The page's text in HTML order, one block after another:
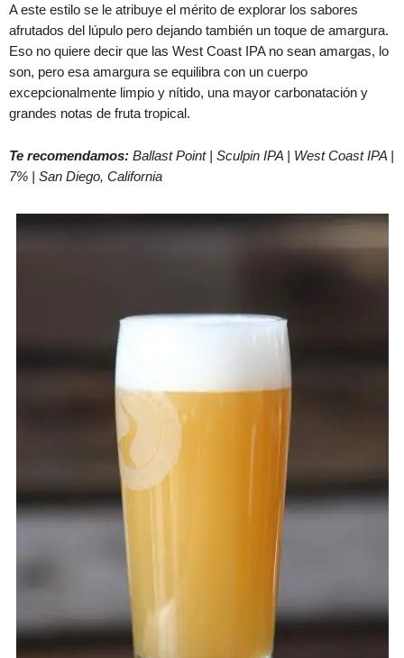
A este estilo se le atribuye el mérito de explorar los sabores
afrutados del lúpulo pero dejando también un toque de amargura.
Eso no quiere decir que las West Coast IPA no sean amargas, lo
son, pero esa amargura se equilibra con un cuerpo
excepcionalmente limpio y nítido, una mayor carbonatación y
grandes notas de fruta tropical.
Te recomendamos: Ballast Point | Sculpin IPA | West Coast IPA |
7% | San Diego, California